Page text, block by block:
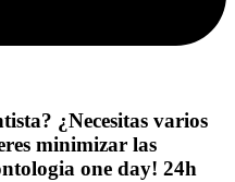
¿Necesitas varios
minimizar las
one day! 24h